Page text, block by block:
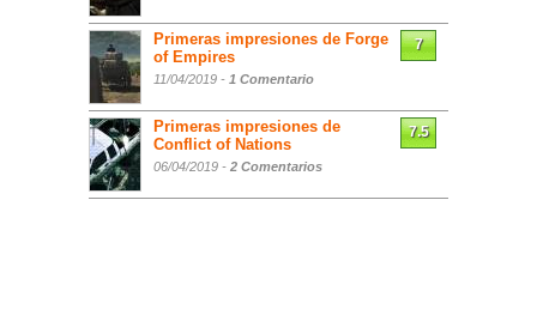
Primeras impresiones de Forge
of Empires
11/04/2019 - 1 Comentario
7
Primeras impresiones de
Conflict of Nations
06/04/2019 - 2 Comentarios
7.5